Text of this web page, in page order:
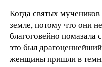
Когда святых
земле, потому что они
благоговейно помазала
это был
женщины пришли в